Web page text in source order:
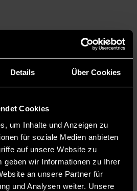
Details Über Cookies
Cookies
um Inhalte und Anzeigen zu
für soziale Medien anbieten
auf unsere Website zu
geben wir Informationen zu Ihrer
an unsere Partner für
und Analysen weiter. Unsere